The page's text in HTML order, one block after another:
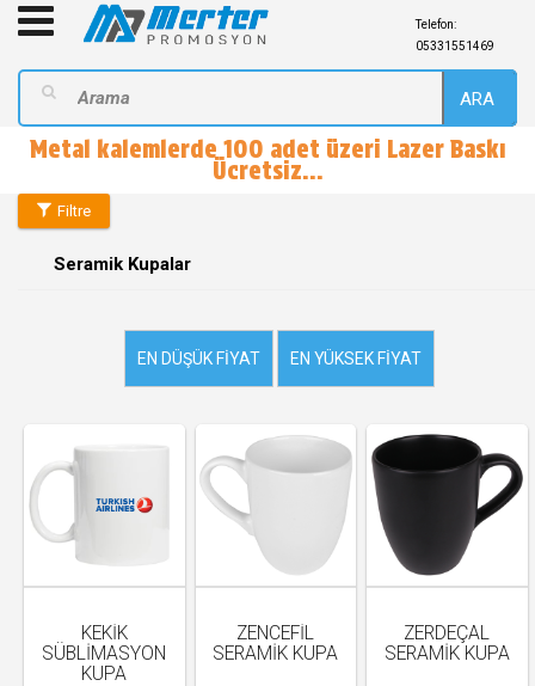
Telefon:
05331551469
ARA
Metal kalemlerde 100 adet üzeri Lazer Baskı
Ücretsiz...
Filtre
Seramik Kupalar
EN DÜŞÜK FIYAT EN YÜKSEK FIYAT
KEKİK
SÜBLİMASYON
KUPA
ZENCEFİL
SERAMİK KUPA
ZERDEÇAL
SERAMİK KUPA